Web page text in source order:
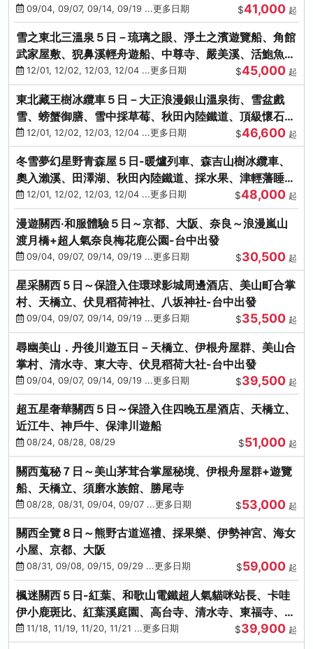
龍蝦-台中出發
09/04, 09/07, 09/14, 09/19 ...更多日期 $41,000 起
雪之東北三溫泉５日－琉璃之眼、淨土之濱遊覽船、角館
武家屋敷、猊鼻溪輕舟遊船、中尊寺、嚴美溪、活鮑魚
燒、烤牡蠣、握壽司體驗
12/01, 12/02, 12/03, 12/04 ...更多日期 $45,000 起
東北藏王樹冰纜車５日－大正浪漫銀山溫泉街、雪盆戲
雪、螃蟹御膳、雪中採草莓、秋田內陸鐵道、頂級懷石料
理、松島遊船
12/01, 12/02, 12/03, 12/04 ...更多日期 $46,600 起
冬雪夢幻星野青森屋５日-暖爐列車、森吉山樹冰纜車、
奧入瀨溪、田澤湖、秋田內陸鐵道、採水果、津輕藩睡魔
村(不進免稅店)
12/01, 12/02, 12/03, 12/04 ...更多日期 $48,000 起
漫遊關西‧和服體驗５日～京都、大阪、奈良～浪漫嵐山
渡月橋+超人氣奈良梅花鹿公園-台中出發
09/04, 09/07, 09/14, 09/19 ...更多日期 $30,500 起
星采關西５日～保證入住環球影城周邊酒店、美山町合掌
村、天橋立、伏見稻荷神社、八坂神社-台中出發
09/04, 09/07, 09/14, 09/19 ...更多日期 $35,500 起
尋幽美山．丹後川遊五日－天橋立、伊根舟屋群、美山合
掌村、清水寺、東大寺、伏見稻荷大社-台中出發
09/04, 09/07, 09/14, 09/19 ...更多日期 $39,500 起
超五星奢華關西５日～保證入住四晚五星酒店、天橋立、
近江牛、神戶牛、保津川遊船
08/24, 08/28, 08/29 $51,000 起
關西蒐秘７日～美山茅茸合掌屋秘境、伊根舟屋群+遊覽
船、天橋立、須磨水族館、勝尾寺
08/28, 08/31, 09/04, 09/07 ...更多日期 $53,000 起
關西全覽８日～熊野古道巡禮、採果樂、伊勢神宮、海女
小屋、京都、大阪
08/31, 09/08, 09/15, 09/29 ...更多日期 $59,000 起
楓迷關西５日-紅葉、和歌山電鐵超人氣貓咪站長、卡哇
伊小鹿斑比、紅葉溪庭園、高台寺、清水寺、東福寺、伊
勢龍蝦+和牛
11/18, 11/19, 11/20, 11/21 ...更多日期 $39,900 起